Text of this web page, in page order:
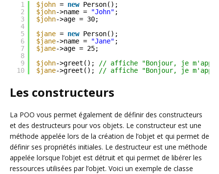
1
2
3
4
5
6
7
8
9
10
$john = new Person();
$john->name = "John" ;
$john->age = 30;
$jane = new Person();
$jane->name = "Jane" ;
$jane->age = 25;
$john->greet(); // affiche "Bonjour, je
$jane->greet(); // affiche "Bonjour, je
Les constructeurs
La POO vous permet également de définir des constructeurs
et des destructeurs pour vos objets. Le constructeur est une
méthode appelée lors de la création de l’objet et qui permet de
définir ses propriétés initiales. Le destructeur est une méthode
appelée lorsque l’objet est détruit et qui permet de libérer les
ressources utilisées par l’objet. Voici un exemple de classe